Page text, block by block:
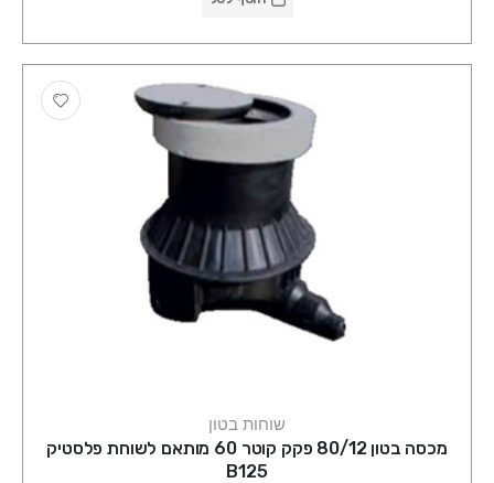
שוחות בטון
מכסה בטון 80/12 פקק קוטר 60 מותאם לשוחת פלסטיק
B125